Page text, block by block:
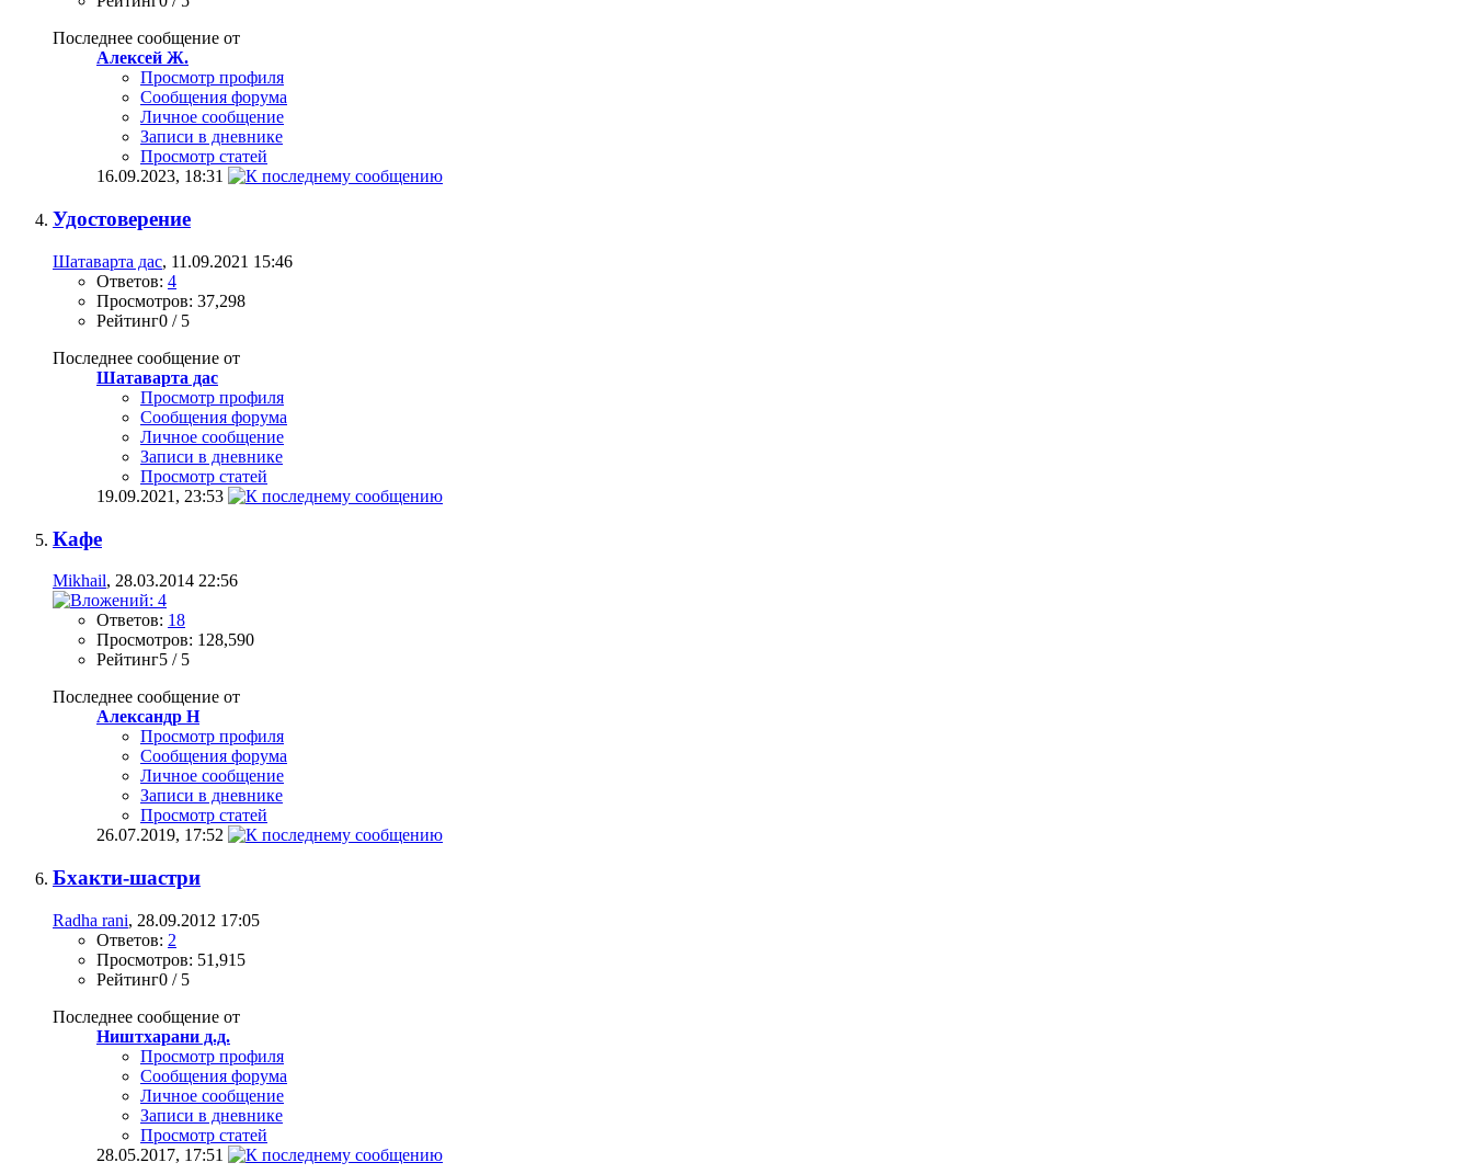
Последнее сообщение от
Алексей Ж.
Просмотр профиля
Сообщения форума
Личное сообщение
Записи в дневнике
Просмотр статей
16.09.2023, 18:31
Удостоверение
Шатаварта дас, 11.09.2021 15:46
Ответов: 4
Просмотров: 37,298
Рейтинг0 / 5
Последнее сообщение от
Шатаварта дас
Просмотр профиля
Сообщения форума
Личное сообщение
Записи в дневнике
Просмотр статей
19.09.2021, 23:53
Кафе
Mikhail, 28.03.2014 22:56
Ответов: 18
Просмотров: 128,590
Рейтинг5 / 5
Последнее сообщение от
Александр Н
Просмотр профиля
Сообщения форума
Личное сообщение
Записи в дневнике
Просмотр статей
26.07.2019, 17:52
Бхакти-шастри
Radha rani, 28.09.2012 17:05
Ответов: 2
Просмотров: 51,915
Рейтинг0 / 5
Последнее сообщение от
Ништхарани д.д.
Просмотр профиля
Сообщения форума
Личное сообщение
Записи в дневнике
Просмотр статей
28.05.2017, 17:51